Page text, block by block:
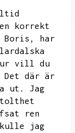
korrekt
Boris,
har
vill du
Det där är
ut.
Jag
ren
jag